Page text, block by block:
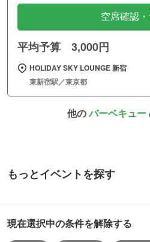
空席確認
平均予算 3,000円
HOLIDAY SKY LOUNGE 新宿
東新宿駅／東京都
他のバーベキュー
もっとイベントを探す
現在選択中の条件を解除する